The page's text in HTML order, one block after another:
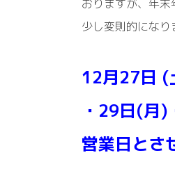
おりますが、年末
少し変則的になり
12月27日
・29日(月)
営業日とさ